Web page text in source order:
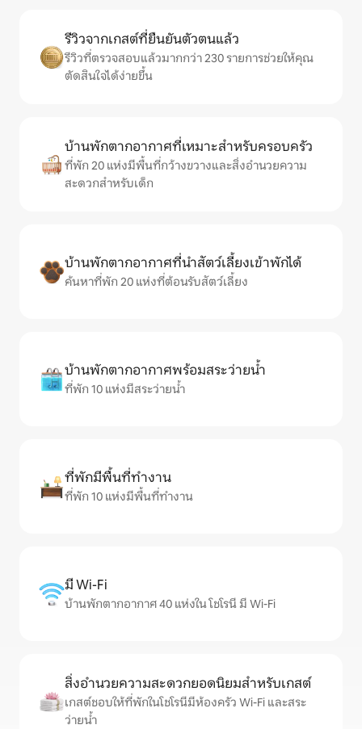
รีวิวจากเกสต์ที่ยืนยันตัวตนแล้ว
รีวิวที่ตรวจสอบแล้วมากกว่า 230 รายการช่วยให้คุณ
ตัดสินใจได้ง่ายขึ้น
บ้านพักตากอากาศที่เหมาะสำหรับครอบครัว
ที่พัก 20 แห่งมีพื้นที่กว้างขวางและสิ่งอำนวยความ
สะดวกสำหรับเด็ก
บ้านพักตากอากาศที่นำสัตว์เลี้ยงเข้าพักได้
ค้นหาที่พัก 20 แห่งที่ต้อนรับสัตว์เลี้ยง
บ้านพักตากอากาศพร้อมสระว่ายน้ำ
ที่พัก 10 แห่งมีสระว่ายน้ำ
ที่พักมีพื้นที่ทำงาน
ที่พัก 10 แห่งมีพื้นที่ทำงาน
มี Wi-Fi
บ้านพักตากอากาศ 40 แห่งใน โชโรนี มี Wi-Fi
สิ่งอำนวยความสะดวกยอดนิยมสำหรับเกสต์
เกสต์ชอบให้ที่พักในโชโรนีมีห้องครัว Wi-Fi และสระ
ว่ายน้ำ